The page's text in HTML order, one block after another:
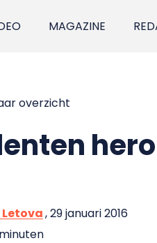
MAGAZINE
overzicht
, 29 januari 2016